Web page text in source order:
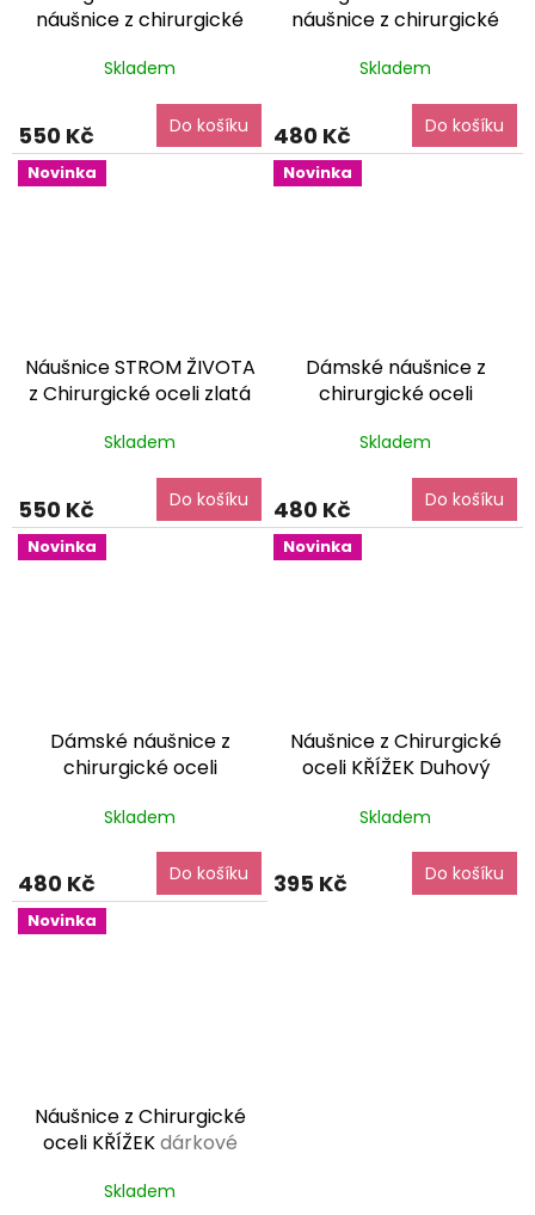
náušnice z chirurgické
zdarma
Skladem
550 Kč Do košíku
náušnice z chirurgické
balení zdarma
Skladem
480 Kč Do košíku
Novinka
Náušnice STROM ŽIVOTA
z Chirurgické oceli zlatá
zdarma
Skladem
550 Kč Do košíku
Novinka
Dámské náušnice z
chirurgické oceli
balení zdarma
Skladem
480 Kč Do košíku
Novinka
Dámské náušnice z
chirurgické oceli
zdarma
Skladem
480 Kč Do košíku
Novinka
Náušnice z Chirurgické
oceli KŘÍŽEK Duhový
balení zdarma
Skladem
395 Kč Do košíku
Novinka
Náušnice z Chirurgické
oceli KŘÍŽEKdárkové
Skladem